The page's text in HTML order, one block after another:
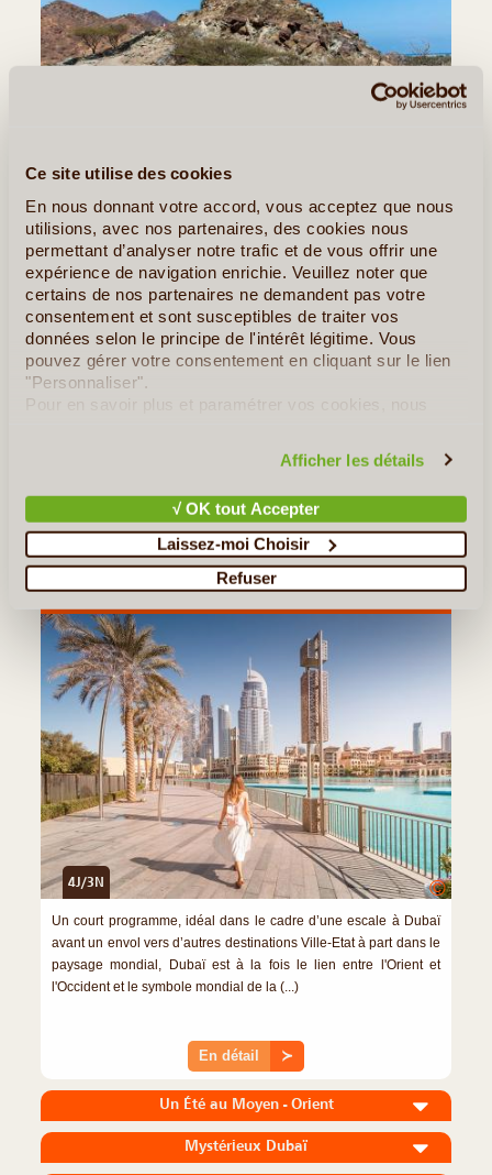
Ce site utilise des cookies
En nous donnant votre accord, vous acceptez que nous
utilisions, avec nos partenaires, des cookies nous
permettant d’analyser notre trafic et de vous offrir une
expérience de navigation enrichie. Veuillez noter que
certains de nos partenaires ne demandent pas votre
consentement et sont susceptibles de traiter vos
données selon le principe de l'intérêt légitime. Vous
pouvez gérer votre consentement en cliquant sur le lien
"Personnaliser".
Pour en savoir plus et paramétrer vos cookies, nous
Afficher les détails
√ OK tout Accepter
Laissez-moi Choisir
Refuser
Fujairah est situé sur le littoral du golfe d'Oman et a la
particularité d'abriter certaines des plus belles plages du
territoire. Ici, les vastes étendues désertiques sont (...)
Lire la suite ≻
Dubaï - Découverte immersive à pied
Quelques Idées de Voyages aux Emirats
Arabes Unis
Escale à Dubaï
4J/3N ©
Un court programme, idéal dans le cadre d’une escale à Dubaï
avant un envol vers d’autres destinations Ville-Etat à part dans le
paysage mondial, Dubaï est à la fois le lien entre l'Orient et
l'Occident et le symbole mondial de la (...)
En détail ≻
Un Été au Moyen - Orient
Mystérieux Dubaï